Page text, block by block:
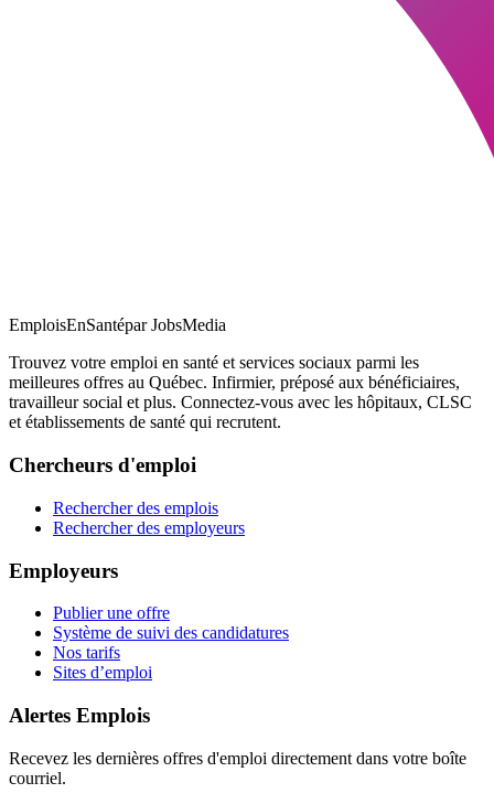
EmploisEnSantépar JobsMedia
Trouvez votre emploi en santé et services sociaux parmi les
meilleures offres au Québec. Infirmier, préposé aux bénéficiaires,
travailleur social et plus. Connectez-vous avec les hôpitaux, CLSC
et établissements de santé qui recrutent.
Chercheurs d'emploi
Rechercher des emplois
Rechercher des employeurs
Employeurs
Publier une offre
Système de suivi des candidatures
Nos tarifs
Sites d’emploi
Alertes Emplois
Recevez les dernières offres d'emploi directement dans votre boîte
courriel.